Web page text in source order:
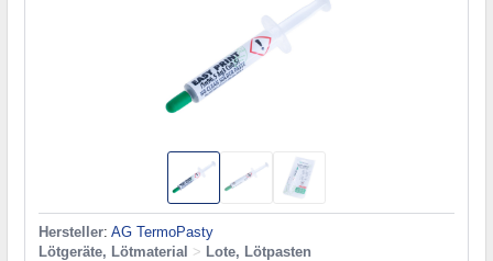
Hersteller: AG TermoPasty
Lötgeräte, Lötmaterial > Lote, Lötpasten